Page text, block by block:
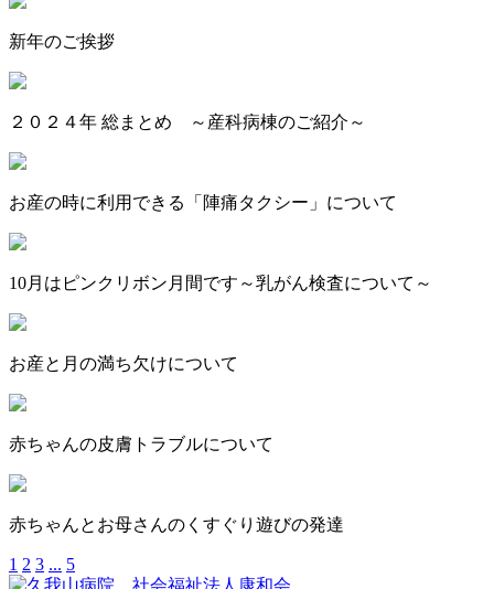
新年のご挨拶
２０２４年 総まとめ ～産科病棟のご紹介～
お産の時に利用できる「陣痛タクシー」について
10月はピンクリボン月間です～乳がん検査について～
お産と月の満ち欠けについて
赤ちゃんの皮膚トラブルについて
赤ちゃんとお母さんのくすぐり遊びの発達
1 2 3 ... 5